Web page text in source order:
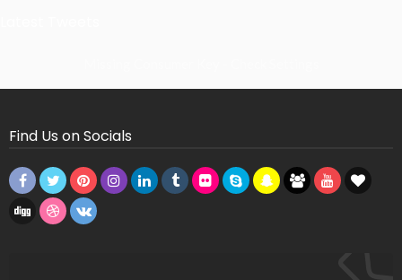
Find Us on Socials